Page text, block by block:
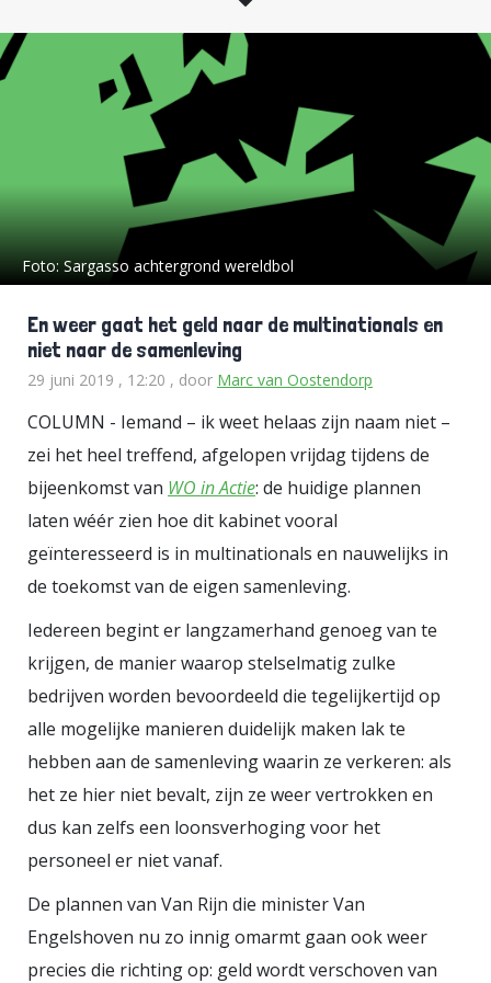
Foto:Sargasso achtergrond wereldbol
En weer gaat het geld naar de multinationals en
niet naar de samenleving
29 juni 2019 , 12:20 , door Marc van Oostendorp
COLUMN - Iemand – ik weet helaas zijn naam niet –
zei het heel treffend, afgelopen vrijdag tijdens de
bijeenkomst van WO in Actie: de huidige plannen
laten wéér zien hoe dit kabinet vooral
geïnteresseerd is in multinationals en nauwelijks in
de toekomst van de eigen samenleving.
Iedereen begint er langzamerhand genoeg van te
krijgen, de manier waarop stelselmatig zulke
bedrijven worden bevoordeeld die tegelijkertijd op
alle mogelijke manieren duidelijk maken lak te
hebben aan de samenleving waarin ze verkeren: als
het ze hier niet bevalt, zijn ze weer vertrokken en
dus kan zelfs een loonsverhoging voor het
personeel er niet vanaf.
De plannen van Van Rijn die minister Van
Engelshoven nu zo innig omarmt gaan ook weer
precies die richting op: geld wordt verschoven van